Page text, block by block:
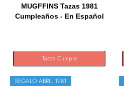
MUGFFINS Tazas 1981
Cumpleaños - En Español
Tazas Cumple
REGALO ABRIL 1981